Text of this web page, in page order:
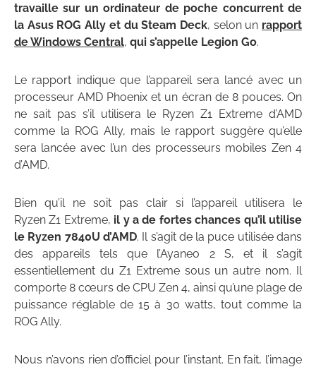
travaille sur un ordinateur de poche concurrent de
la Asus ROG Ally et du Steam Deck, selon un rapport
de Windows Central, qui s’appelle Legion Go.
Le rapport indique que l’appareil sera lancé avec un
processeur AMD Phoenix et un écran de 8 pouces. On
ne sait pas s’il utilisera le Ryzen Z1 Extreme d’AMD
comme la ROG Ally, mais le rapport suggère qu’elle
sera lancée avec l’un des processeurs mobiles Zen 4
d’AMD.
Bien qu’il ne soit pas clair si l’appareil utilisera le
Ryzen Z1 Extreme, il y a de fortes chances qu’il utilise
le Ryzen 7840U d’AMD. Il s’agit de la puce utilisée dans
des appareils tels que l’Ayaneo 2 S, et il s’agit
essentiellement du Z1 Extreme sous un autre nom. Il
comporte 8 cœurs de CPU Zen 4, ainsi qu’une plage de
puissance réglable de 15 à 30 watts, tout comme la
ROG Ally.
Nous n’avons rien d’officiel pour l’instant. En fait, l’image